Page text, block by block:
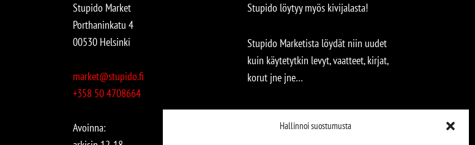
Hallinnoi suostumusta
Stupido Market
Porthaninkatu 4
00530 Helsinki
market@stupido.fi
+358 50 4708664
Avoinna:
Stupido löytyy myös kivijalasta!
Stupido Marketista löydät niin uudet
kuin käytetytkin levyt, vaatteet, kirjat,
korut jne jne…